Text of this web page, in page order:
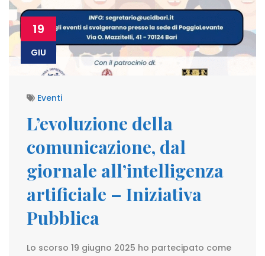
19
GIU
Eventi
L’evoluzione della
comunicazione, dal
giornale all’intelligenza
artificiale – Iniziativa
Pubblica
Lo scorso 19 giugno 2025 ho partecipato come